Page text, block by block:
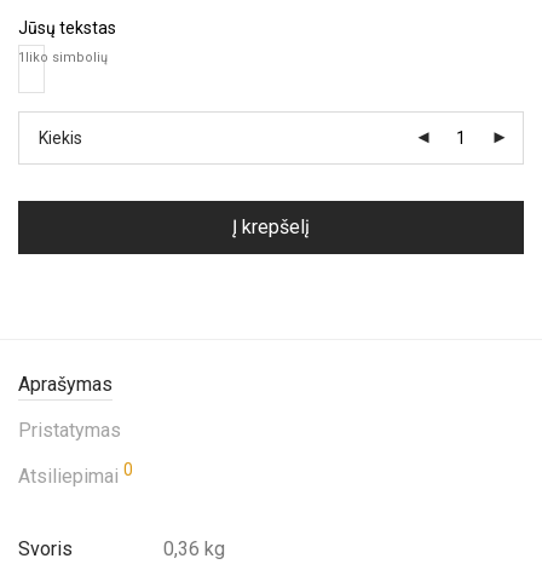
Jūsų tekstas
1 liko simbolių
Kiekis
Į krepšelį
Aprašymas
Pristatymas
Atsiliepimai 0
Svoris 0,36 kg